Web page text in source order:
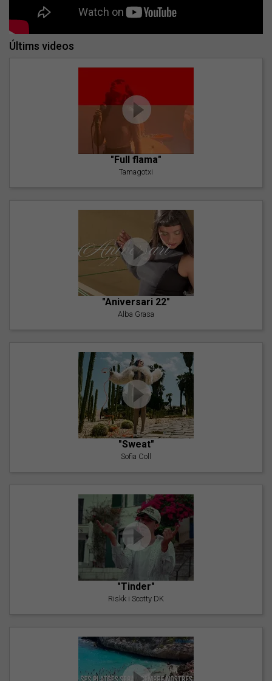
Últims videos
"Full flama"
Tamagotxi
"Aniversari 22"
Alba Grasa
"Sweat"
Sofia Coll
"Tinder"
Riskk i Scotty DK